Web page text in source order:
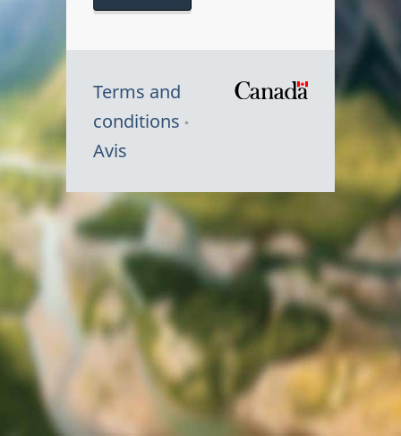
Terms and
conditions
Avis
Canada